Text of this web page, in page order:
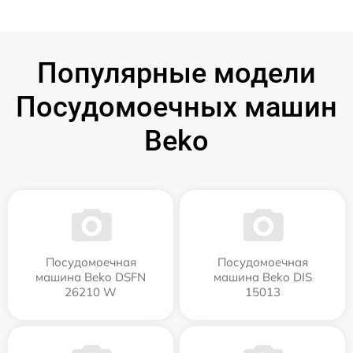
Популярные модели
Посудомоечных машин
Beko
Посудомоечная
машина Beko DSFN
26210 W
Посудомоечная
машина Beko DIS
15013